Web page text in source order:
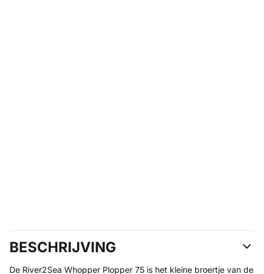
BESCHRIJVING
De River2Sea Whopper Plopper 75 is het kleine broertje van de